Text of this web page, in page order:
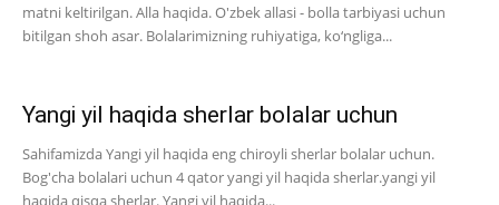
matni keltirilgan. Alla haqida. O'zbek allasi - bolla tarbiyasi uchun
bitilgan shoh asar. Bolalarimizning ruhiyatiga, ko‘ngliga...
Yangi yil haqida sherlar bolalar uchun
Sahifamizda Yangi yil haqida eng chiroyli sherlar bolalar uchun.
Bog'cha bolalari uchun 4 qator yangi yil haqida sherlar.yangi yil
haqida qisqa sherlar. Yangi yil haqida...